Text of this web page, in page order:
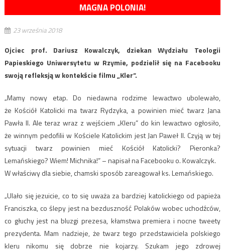
MAGNA POLONIA!
23 września 2018
Ojciec prof. Dariusz Kowalczyk, dziekan Wydziału Teologii
Papieskiego Uniwersytetu w Rzymie, podzielił się na Facebooku
swoją refleksją w kontekście filmu „Kler”.
„Mamy nowy etap. Do niedawna rodzime lewactwo ubolewało,
że Kościół Katolicki ma twarz Rydzyka, a powinien mieć twarz Jana
Pawła II. Ale teraz wraz z wejściem „Kleru” do kin lewactwo ogłosiło,
że winnym pedofilii w Kościele Katolickim jest Jan Paweł II. Czyją w tej
sytuacji twarz powinien mieć Kościół Katolicki? Pieronka?
Lemańskiego? Wiem! Michnika!” – napisał na Facebooku o. Kowalczyk.
W właściwy dla siebie, chamski sposób zareagował ks. Lemańskiego.
„Ulało się jezuicie, co to się uważa za bardziej katolickiego od papieża
Franciszka, co ślepy jest na bezduszność Polaków wobec uchodźców,
co głuchy jest na bluzgi prezesa, kłamstwa premiera i nocne tweety
prezydenta. Mam nadzieje, że twarz tego przedstawiciela polskiego
kleru nikomu się dobrze nie kojarzy. Szukam jego zdrowej